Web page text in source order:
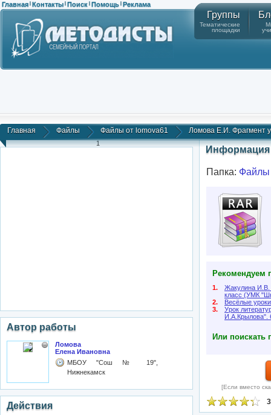
Главная | Контакты | Поиск | Помощь | Реклама
Группы
Тематические
площадки
Главная Файлы Файлы от lomova61 Ломова Е.И. Фрагмент
1
Автор работы
Ломова
Елена Ивановна
МБОУ "Сош № 19",
Нижнекамск
Действия
Информация
Папка: Файлы
Рекомендуем
1.
Жакулина И.В.
класс (УМК
2.
Весёлые
3.
Урок
И.А.Крылова".
Или поискать
[Если вместо